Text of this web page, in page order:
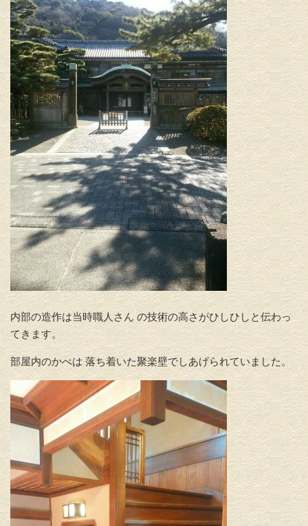
内部の造作は当時職人さん の技術の高さがひしひしと伝わっ
てきます。
部屋内のかべは 落ち着いた聚楽壁でしあげられていました。